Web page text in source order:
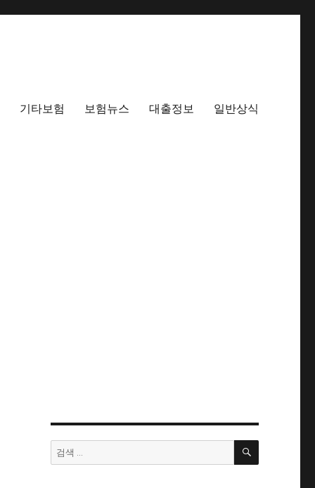
기타보험 보험뉴스 대출정보 일반상식
검
색:
검